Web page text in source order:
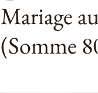
Mariage
(Somme